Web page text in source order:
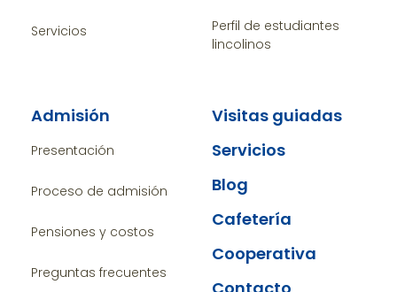
Servicios
Perfil de estudiantes
lincolinos
Admisión
Presentación
Proceso de admisión
Pensiones y costos
Preguntas frecuentes
Visitas guiadas
Servicios
Blog
Cafetería
Cooperativa